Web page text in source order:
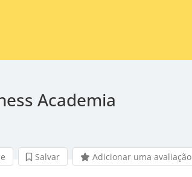
Academia
Salvar Adicionar uma avaliação